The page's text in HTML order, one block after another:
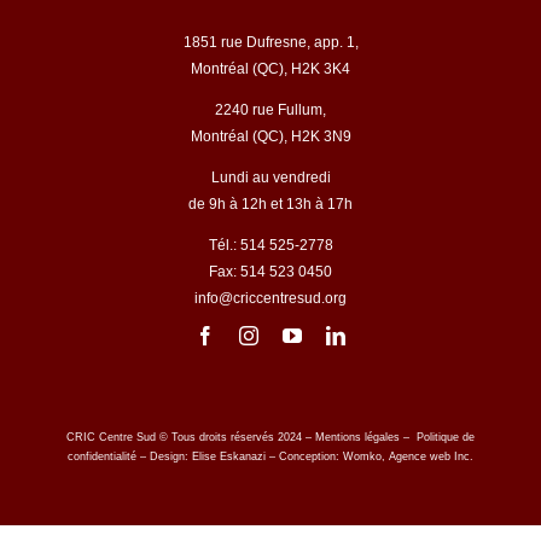
1851 rue Dufresne, app. 1,
Montréal (QC), H2K 3K4
2240 rue Fullum,
Montréal (QC), H2K 3N9
Lundi au vendredi
de 9h à 12h et 13h à 17h
Tél.: 514 525-2778
Fax: 514 523 0450
info@criccentresud.org
CRIC Centre Sud © Tous droits réservés 2024 – Mentions légales –
Politique de
confidentialité – Design: Elise Eskanazi – Conception: Womko, Agence web Inc.